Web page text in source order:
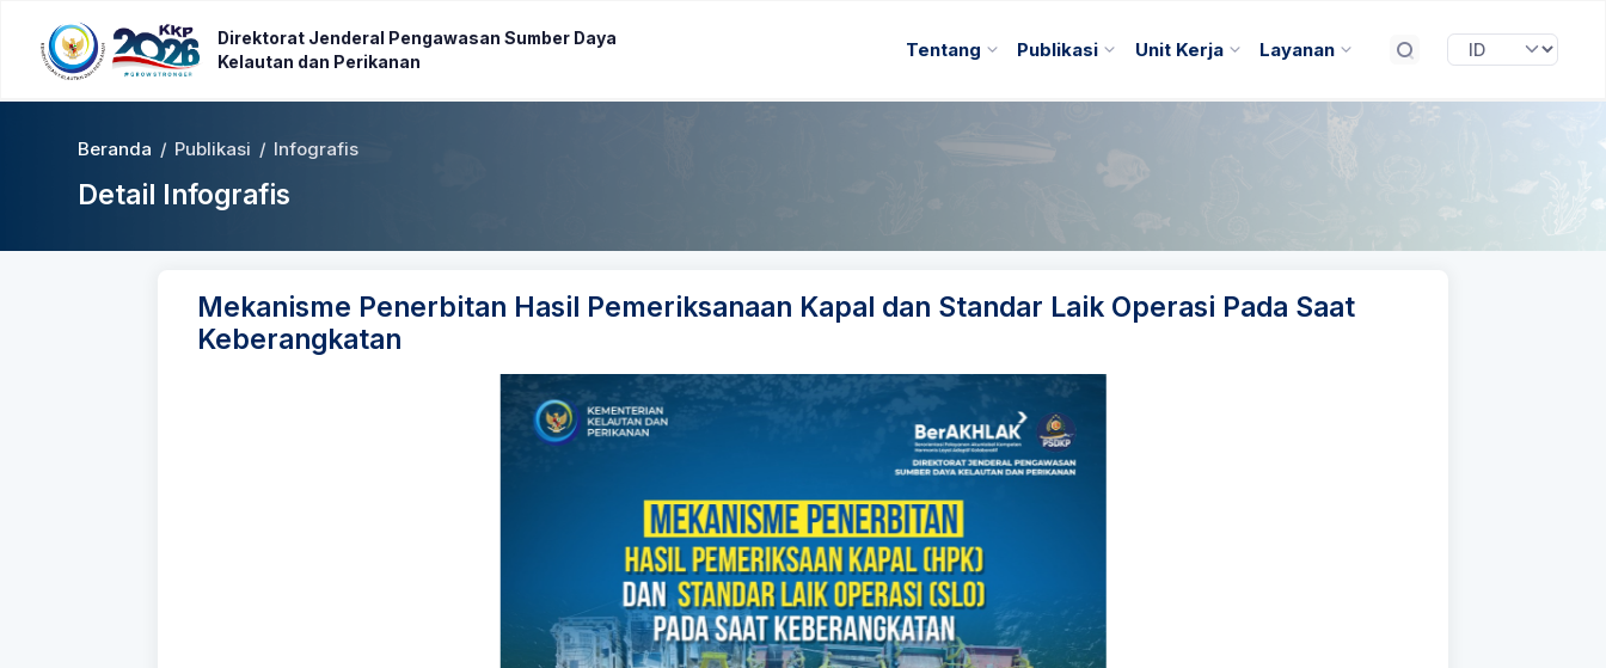
Direktorat Jenderal Pengawasan Sumber Daya
Kelautan dan Perikanan
Tentang Publikasi Unit Kerja Layanan
Beranda / Publikasi / Infografis
Detail Infografis
Mekanisme Penerbitan Hasil Pemeriksanaan Kapal dan Standar Laik Operasi Pada Saat
Keberangkatan